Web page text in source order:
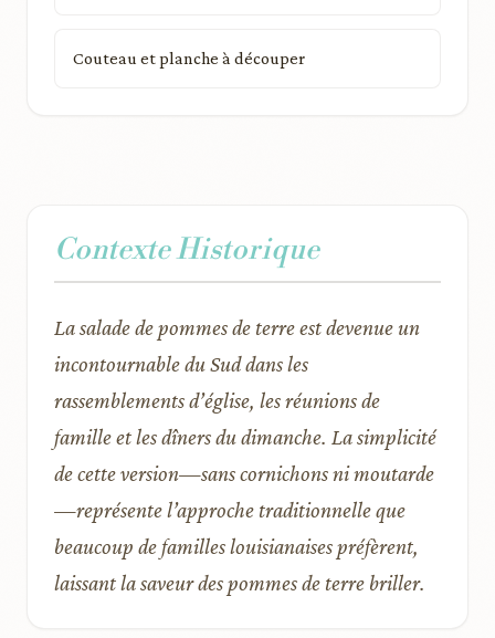
Couteau et planche à découper
Contexte Historique
La salade de pommes de terre est devenue un
incontournable du Sud dans les
rassemblements d’église, les réunions de
famille et les dîners du dimanche. La simplicité
de cette version—sans cornichons ni moutarde
—représente l’approche traditionnelle que
beaucoup de familles louisianaises préfèrent,
laissant la saveur des pommes de terre briller.